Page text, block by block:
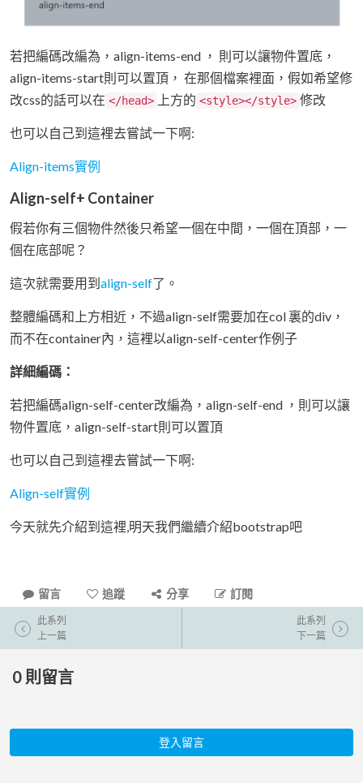
若把編碼改編為，align-items-end ， 則可以讓物件置底，
align-items-start則可以置頂， 在那個檔案裡面，假如希望修
改css的話可以在 </head> 上方的 <style></style> 修改
也可以自己到這裡去嘗試一下啊:
Align-items實例
Align-self+ Container
假若你有三個物件然後只希望一個在中間，一個在頂部，一
個在底部呢？
這次就需要用到align-self了。
整體編碼和上方相近，不過align-self需要加在col 裏的div，
而不在container內，這裡以align-self-center作例子
詳細編碼：
若把編碼align-self-center改編為，align-self-end ，則可以讓
物件置底，align-self-start則可以置頂
也可以自己到這裡去嘗試一下啊:
Align-self實例
今天就先介紹到這裡,明天我們繼續介紹bootstrap吧
留言 追蹤 分享 訂閱
此系列
上一篇
此系列
下一篇
0 則留言
登入留言